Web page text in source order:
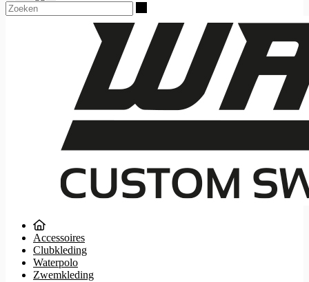
Accessoires
Clubkleding
Waterpolo
Zwemkleding